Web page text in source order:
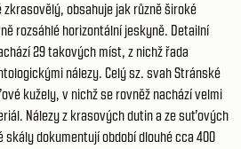
obsahuje jak různě široké
rozsáhlé horizontální jeskyně. Detailní
29 takových míst, z nichž řada
nálezy. Celý sz. svah Stránské
kužely, v nichž se rovněž nachází velmi
Nálezy z krasových dutin a ze suťových
skály dokumentují období dlouhé cca 400